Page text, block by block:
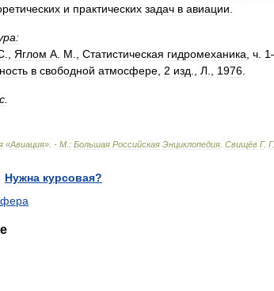
и практических задач в авиации.
., Яглом А. М., Статистическая гидромеханика, ч. 1
в свободной атмосфере, 2 изд., Л., 1976.
.
«Авиация». - М : Большая Российская Энциклопедия Свищёв Г. Г.
Нужна курсовая?